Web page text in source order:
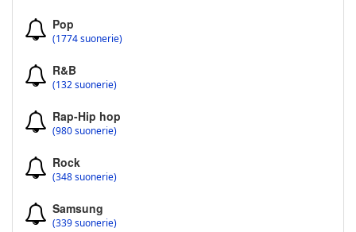
Pop
(1774 suonerie)
R&B
(132 suonerie)
Rap-Hip hop
(980 suonerie)
Rock
(348 suonerie)
Samsung
(339 suonerie)